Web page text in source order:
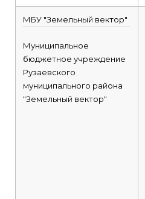
МБУ "Земельный вектор"
Муниципальное
бюджетное учреждение
Рузаевского
муниципального района
"Земельный вектор"